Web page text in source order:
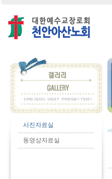
사진자료실
동영상자료실